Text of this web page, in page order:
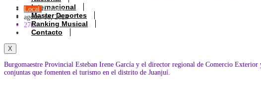
Internacional
Master Deportes
Ranking Musical
Contacto
X
Local Turismo
agosto 16, 2024
276
Burgomaestre Provincial Esteban Irene García y el director regional de Comercio
conjuntas que fomenten el turismo en el distrito de Juanjuí.